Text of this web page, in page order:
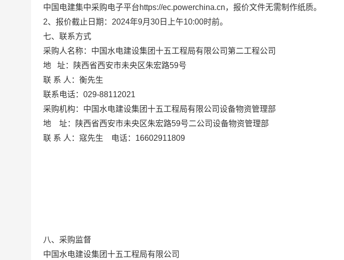
中国电建集中采购电子平台https://ec.powerchina.cn，报价文件无需制作纸质。
2、报价截止日期：2024年9月30日上午10:00时前。
七、 联系方式
采购人名称：中国水电建设集团十五工程局有限公司第二工程公司
地
址：陕西省西安市未央区朱宏路59号
联 系 人：衡先生
联系电话：029-88112021
采购机构：中国水电建设集团十五工程局有限公司设备物资管理部
地
址：陕西省西安市未央区朱宏路59号二公司设备物资管理部
联 系 人：寇先生 电话：16602911809
八、采购监督
中国水电建设集团十五工程局有限公司